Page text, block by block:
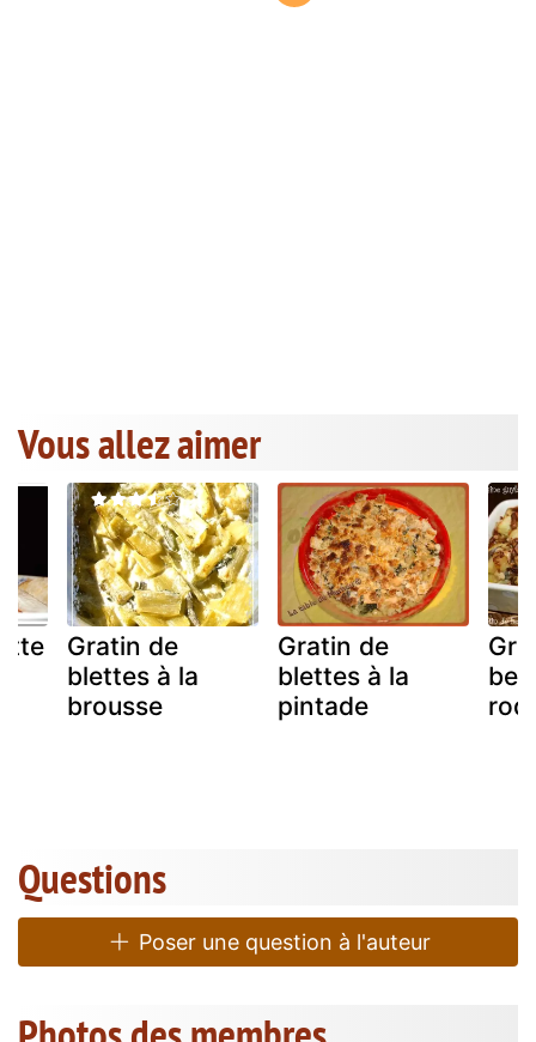
Vous allez aimer
Gratin de
blettes à la
brousse
Gratin de
blettes à la
pintade
Questions
Poser une question à l'auteur